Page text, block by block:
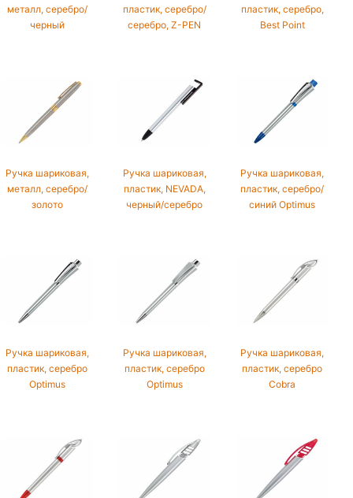
металл, серебро/
черный
пластик, серебро/
серебро, Z-PEN
пластик, серебро,
Best Point
Ручка шариковая,
металл, серебро/
золото
Ручка шариковая,
пластик, NEVADA,
черный/серебро
Ручка шариковая,
пластик, серебро/
синий Optimus
Ручка шариковая,
пластик, серебро
Optimus
Ручка шариковая,
пластик, серебро
Optimus
Ручка шариковая,
пластик, серебро
Cobra